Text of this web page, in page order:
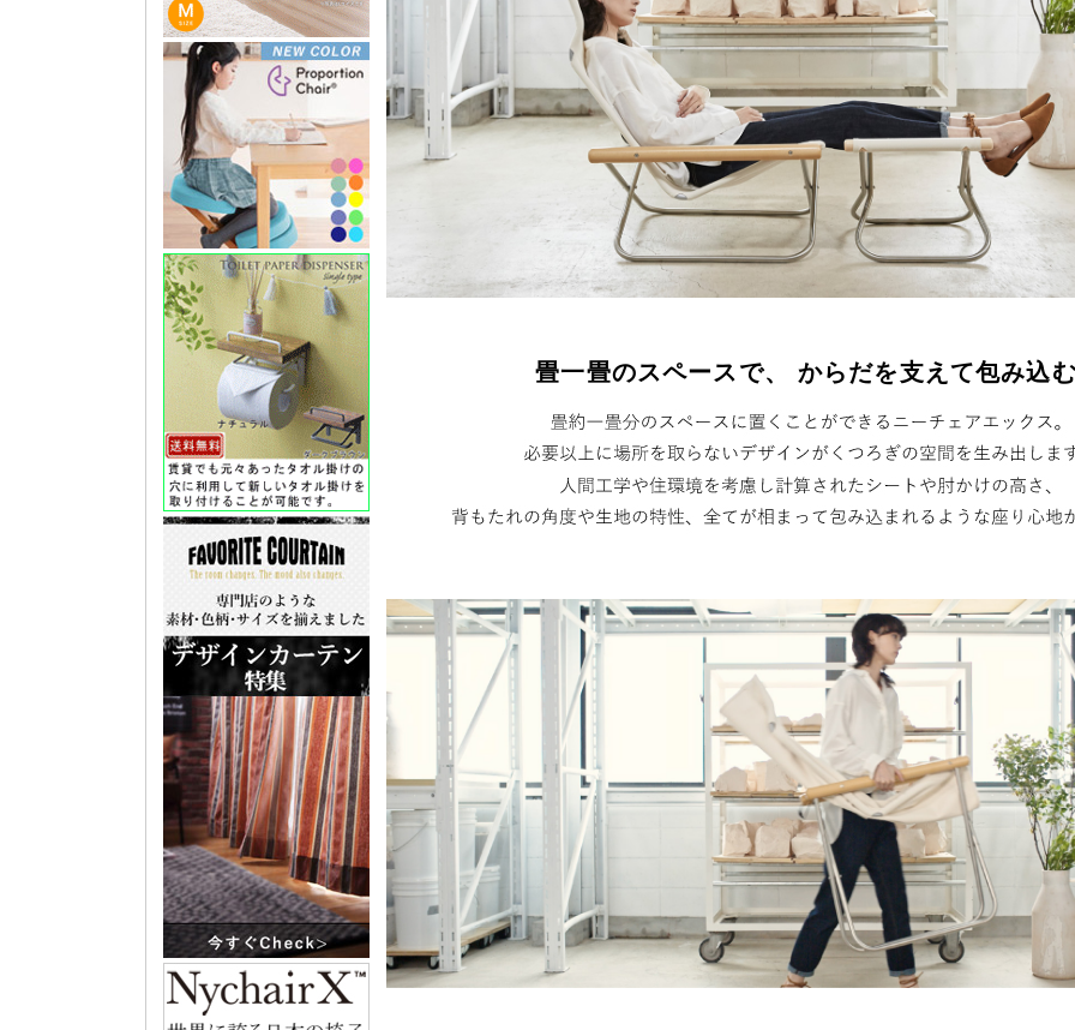
畳一畳のスペースで、 からだを支えて包み込